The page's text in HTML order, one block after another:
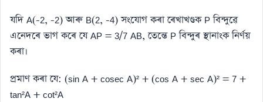
যদি A(-2, -2) আৰু B(2, -4) সংযোগ কৰা ৰেখাখণ্ডক P বিন্দুৱে
এনেদৰে ভাগ কৰে যে AP = 3/7 AB, তেন্তে P বিন্দুৰ স্থানাংক নিৰ্ণয়
কৰা।
প্ৰমাণ কৰা যে: (sin A + cosec A)² + (cos A + sec A)² = 7 +
tan²A + cot²A